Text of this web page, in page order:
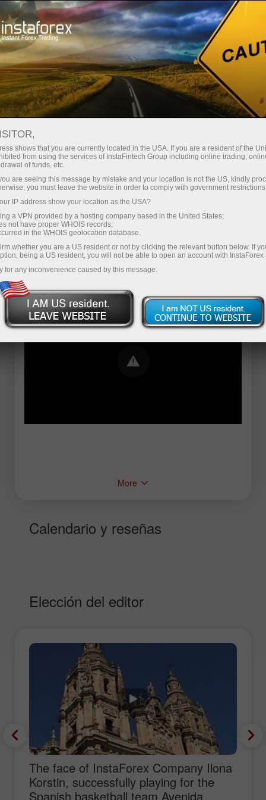
For Traders Forex Analytics
InstaForex TV
Forex TV News
Deposite dinero
Retire dinero
Error loading YouTube: Video could not be
played
More
Calendario y reseñas
Elección del editor
The face of InstaForex Company Ilona
Korstin, successfully playing for the
Spanish basketball team Avenida,
shows that you are currently located in the USA. If you are a resident of the
from using the services of InstaFintech Group including online trading,
of funds, etc.
are seeing this message by mistake and your location is not the US, kindly
you must leave the website in order to comply with government
IP address show your location as the USA?
a VPN provided by a hosting company based in the United States;
not have proper WHOIS records;
in the WHOIS geolocation database.
whether you are a US resident or not by clicking the relevant button below. If
being a US resident, you will not be able to open an account with InstaForex
for any inconvenience caused by this message.